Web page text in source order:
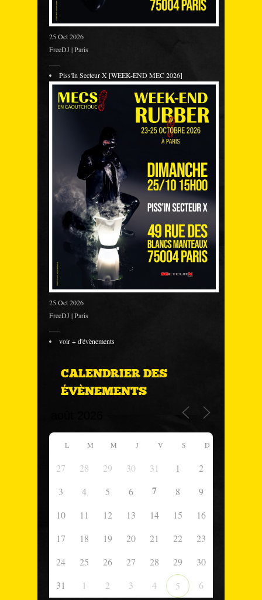
25 Oct 2026
FreeDJ | Paris
Piss'In Secteur X [WEEK-END MEC 2026]
25 Oct 2026
FreeDJ | Paris
voir + d'évènements
CALENDRIER DES
ÉVÈNEMENTS
L M M J V S D
27 28 29 30 31 1
2
3
4 5 6 7 8
9
10
11 12 13 14 15
16
17
18 19 20 21 22
23
24
25 26 27 28 29
30
31
1 2 3 4 5 6